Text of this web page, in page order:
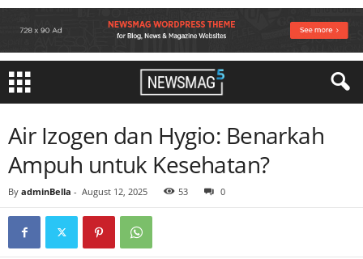
Air Izogen dan Hygio: Benarkah
Ampuh untuk Kesehatan?
By adminBella - August 12, 2025 53 0